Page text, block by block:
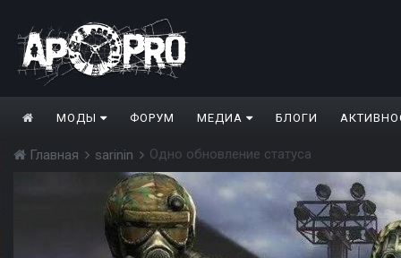
МОДЫ ФОРУМ МЕДИА БЛОГИ
Главная sarinin Одно обновление статуса